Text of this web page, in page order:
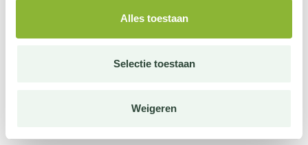
Alles toestaan
Selectie toestaan
Weigeren